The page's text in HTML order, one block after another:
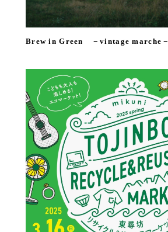
Brew in Green －vintage marche－